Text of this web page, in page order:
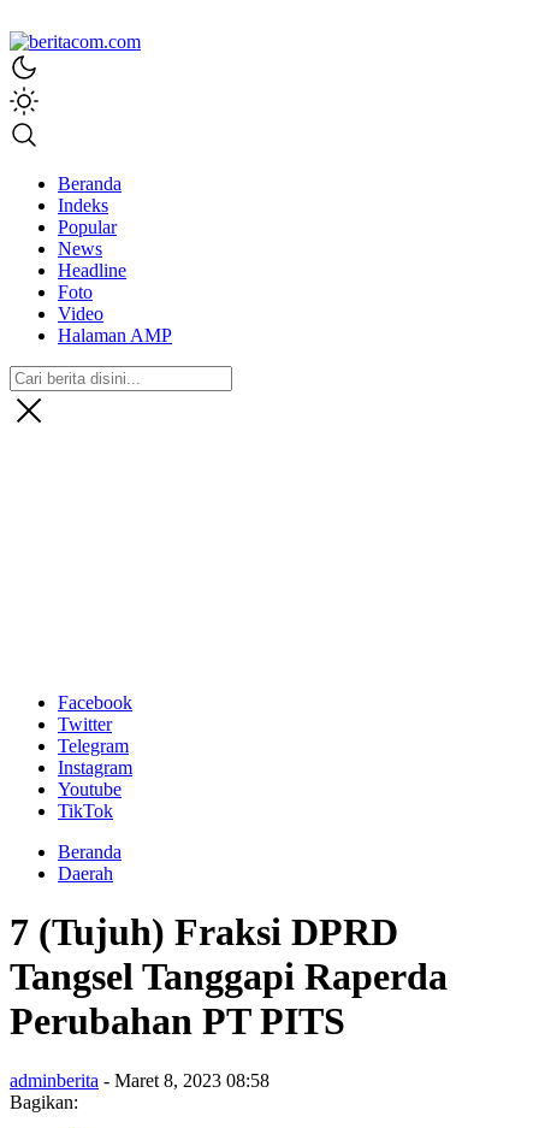
beritacom.com
bestnews
Beranda
Indeks
Popular
News
Headline
Foto
Video
Halaman AMP
Facebook
Twitter
Telegram
Instagram
Youtube
TikTok
Beranda
Daerah
7 (Tujuh) Fraksi DPRD
Tangsel Tanggapi Raperda
Perubahan PT PITS
adminberita - Maret 8, 2023 08:58
Bagikan: